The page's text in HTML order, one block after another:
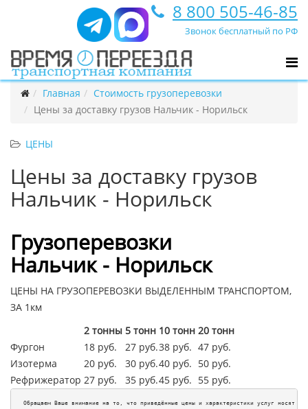
8 800 505-46-85
Звонок бесплатный по РФ
Главная
Стоимость грузоперевозки
Цены за доставку грузов Нальчик - Норильск
ЦЕНЫ
Цены за доставку грузов
Нальчик - Норильск
Грузоперевозки
Нальчик - Норильск
ЦЕНЫ НА ГРУЗОПЕРЕВОЗКИ ВЫДЕЛЕННЫМ ТРАНСПОРТОМ,
ЗА 1км
2 тонны 5 тонн 10 тонн 20 тонн
Фургон
18 руб. 27 руб.38 руб. 47 руб.
Изотерма
20 руб. 30 руб.40 руб. 50 руб.
Рефрижератор 27 руб. 35 руб.45 руб. 55 руб.
Обращаем Ваше внимание на то, что приведённые цены и характеристики услуг носят